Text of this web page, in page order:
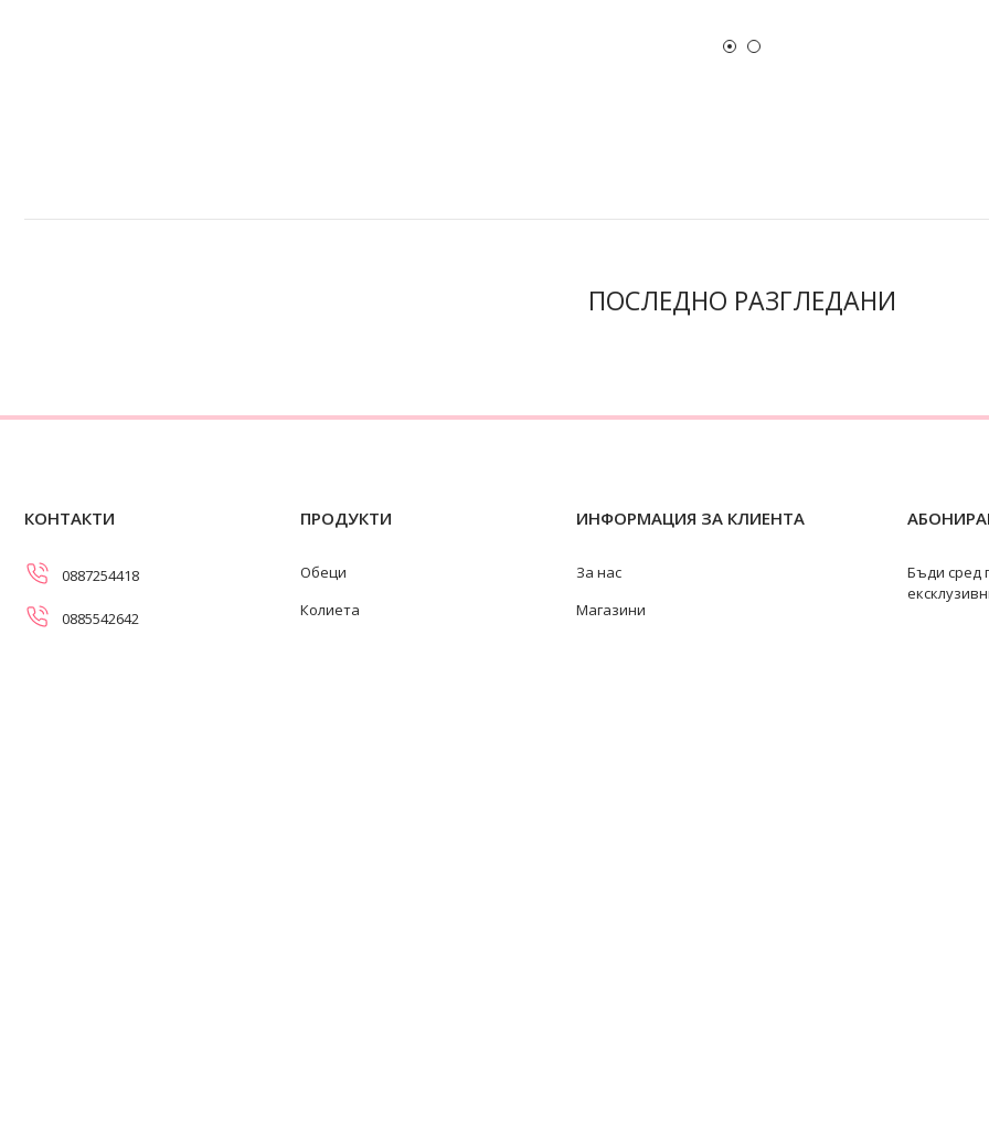
ПОСЛЕДНО РАЗГЛЕДАНИ
КОНТАКТИ
0887254418
0885542642
ПРОДУКТИ
Обеци
Колиета
ИНФОРМАЦИЯ ЗА КЛИЕНТА
За нас
Магазини
Бъди сред